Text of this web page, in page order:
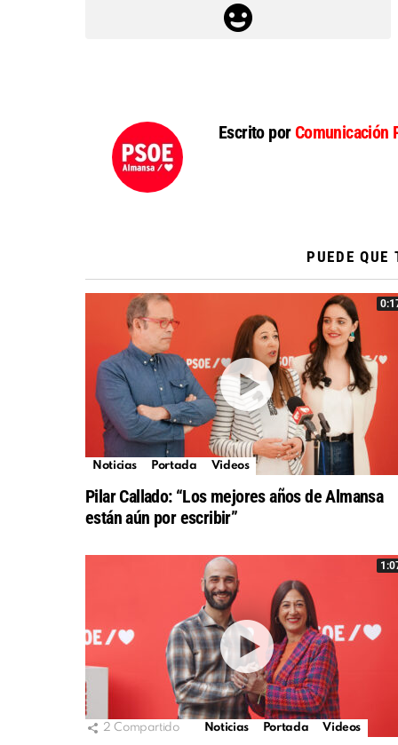
Escrito porComunicación
PUEDE QUE
Noticias Portada Videos
Pilar Callado: “Los mejores años de Almansa
están aún por escribir”
2 Compartido Noticias Portada Videos